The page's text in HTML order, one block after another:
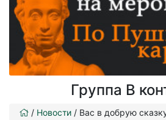
Группа В
/ Новости / Вас в добрую